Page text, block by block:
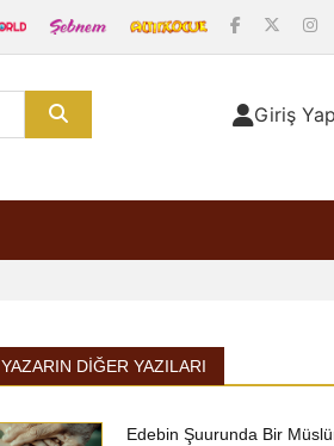
Giriş Yap
YAZARIN DIĞER YAZILARI
Edebin Şuurunda Bir